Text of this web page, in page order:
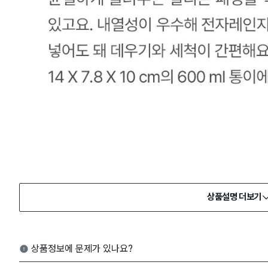
상품설명 더보기
상품정보에 문제가 있나요?